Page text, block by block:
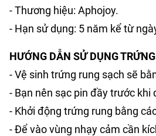
- Thương hiệu: Aphojoy.
- Hạn sử dụng: 5 năm kể từ
HƯỚNG DẪN SỬ DỤNG
- Vệ sinh trứng rung sạch sẽ
- Bạn nên sạc pin đầy trước khi
- Khởi động trứng rung bằng
- Để vào vùng nhạy cảm cần